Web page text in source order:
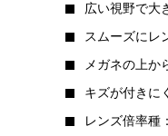
広い視野で大
スムーズにレ
メガネの上か
キズが付きに
レンズ倍率種